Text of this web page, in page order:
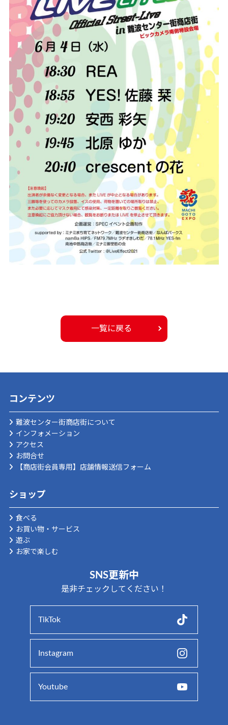
一覧に戻る
コンテンツ
難波センター街商店街について
インフォメーション
アクセス
お問合せ
【商店街会員専用】店舗情報送信フォーム
ショップ
食べる
お買い物・サービス
遊ぶ
お家で楽しむ
SNS更新中
是非チェックしてください！
TikTok
Instagram
Youtube